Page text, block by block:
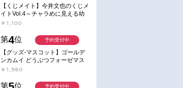
【くじメイト】今井文也のくじメ
イトVol.4～チャラめに見える幼
馴染、実は一途で独占欲が強いん
￥1,100
第4位
【グッズ-マスコット】ゴールデ
ンカムイ どうぶつフォーゼマス
コット 5.月島軍曹【再販】
￥1,980
予約受付中
第 位 予約受付中